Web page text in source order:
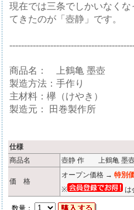
現在では三条でしかいなく
てきたのが「壺静」です。
商品名： 上鶴亀 墨壺
製造方法：手作り
主材料：欅（けやき）
製造元： 田巻製作所
仕様
商品名
壺静 作 上鶴亀 墨壺
価 格
オープン価格 → 特別
※
は
数量：